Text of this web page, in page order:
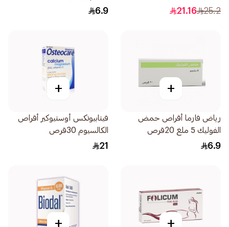
25.2
21.16
6.9
+
رياض فارما أقراص حمض
الفوليك 5 ملغ 20قرص
6.9
+
فيتابيوتكس أوستيوكير أقراص
الكالسيوم 30قرص
21
+
+